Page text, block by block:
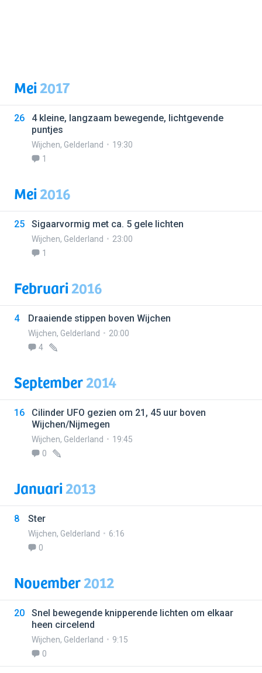
Mei2017
26
4 kleine, langzaam bewegende, lichtgevende
puntjes
Wijchen, Gelderland
19:30
1
Mei2016
25 Sigaarvormig met ca. 5 gele lichten
Wijchen, Gelderland
23:00
1
Februari2016
4 Draaiende stippen boven Wijchen
Wijchen, Gelderland
20:00
4
September2014
16
Cilinder UFO gezien om 21, 45 uur boven
Wijchen/Nijmegen
Wijchen, Gelderland
19:45
0
Januari2013
8 Ster
Wijchen, Gelderland
6:16
0
November2012
20
Snel bewegende knipperende lichten om elkaar
heen circelend
Wijchen, Gelderland
9:15
0